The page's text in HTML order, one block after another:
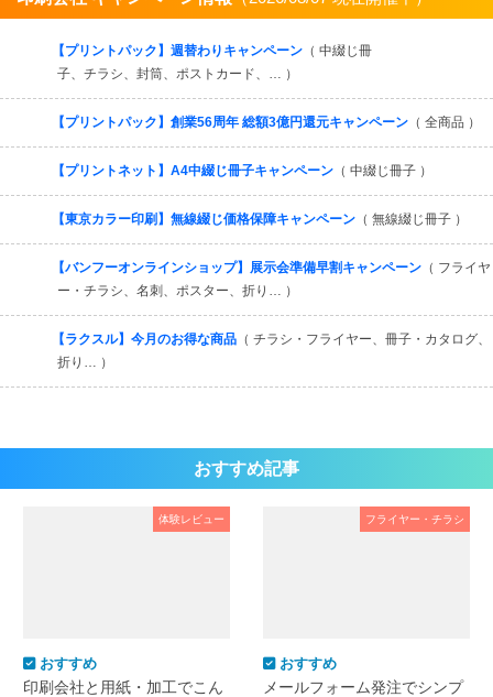
【プリントパック】週替わりキャンペーン （ 中綴じ冊
子、チラシ、封筒、ポストカード、… ）
【プリントパック】創業56周年 総額3億円還元キャンペーン （ 全商品 ）
【プリントネット】A4中綴じ冊子キャンペーン （ 中綴じ冊子 ）
【東京カラー印刷】無線綴じ価格保障キャンペーン （ 無線綴じ冊子 ）
【バンフーオンラインショップ】展示会準備早割キャンペーン （ フライヤ
ー・チラシ、名刺、ポスター、折り… ）
【ラクスル】今月のお得な商品 （ チラシ・フライヤー、冊子・カタログ、
折り… ）
おすすめ記事
体験レビュー
おすすめ
印刷会社と用紙・加工でこん
フライヤー・チラシ
おすすめ
メールフォーム発注でシンプ